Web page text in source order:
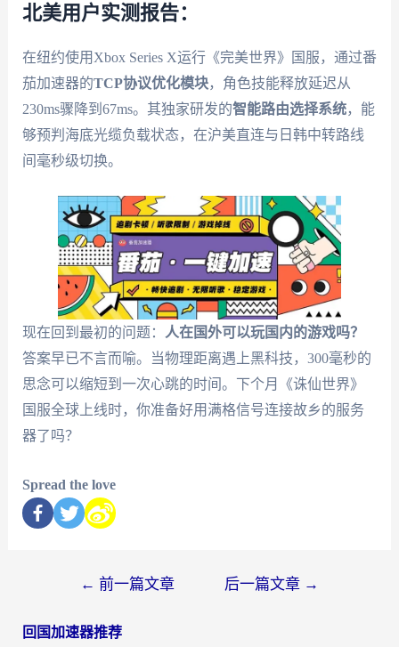
北美用户实测报告：
在纽约使用Xbox Series X运行《完美世界》国服，通过番
茄加速器的TCP协议优化模块，角色技能释放延迟从
230ms骤降到67ms。其独家研发的智能路由选择系统，能
够预判海底光缆负载状态，在沪美直连与日韩中转路线
间毫秒级切换。
现在回到最初的问题：
人在国外可以玩国内的游戏吗？
答案早已不言而喻。当物理距离遇上黑科技，300毫秒的
思念可以缩短到一次心跳的时间。下个月《诛仙世界》
国服全球上线时，你准备好用满格信号连接故乡的服务
器了吗？
Spread the love
← 前一篇文章 后一篇文章 →
回国加速器推荐